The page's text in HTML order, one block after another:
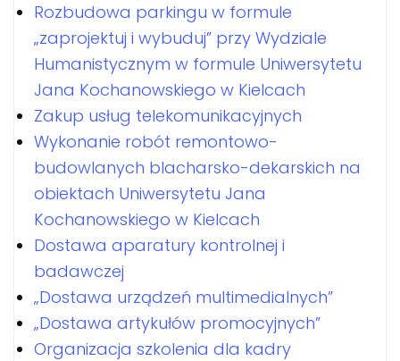
Rozbudowa parkingu w formule
„zaprojektuj i wybuduj” przy Wydziale
Humanistycznym w formule Uniwersytetu
Jana Kochanowskiego w Kielcach
Zakup usług telekomunikacyjnych
Wykonanie robót remontowo-
budowlanych blacharsko-dekarskich na
obiektach Uniwersytetu Jana
Kochanowskiego w Kielcach
Dostawa aparatury kontrolnej i
badawczej
„Dostawa urządzeń multimedialnych”
„Dostawa artykułów promocyjnych”
Organizacja szkolenia dla kadry